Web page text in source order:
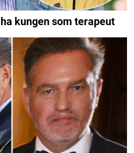
kungen som terapeut